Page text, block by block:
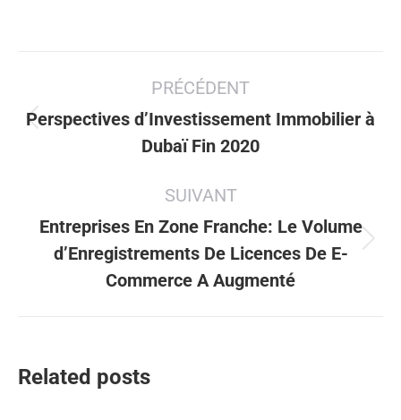
article
PRÉCÉDENT
Article
précédent
Perspectives d’Investissement Immobilier à
Dubaï Fin 2020
SUIVANT
Article
suivant
Entreprises En Zone Franche: Le Volume
d’Enregistrements De Licences De E-
Commerce A Augmenté
Related posts